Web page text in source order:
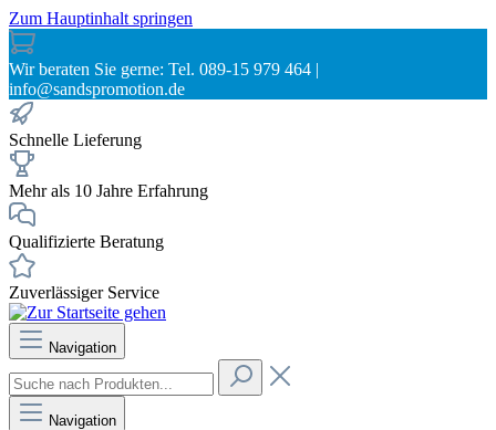
Zum Hauptinhalt springen
Wir beraten Sie gerne: Tel. 089-15 979 464 |
info@sandspromotion.de
Schnelle Lieferung
Mehr als 10 Jahre Erfahrung
Qualifizierte Beratung
Zuverlässiger Service
Navigation
Navigation